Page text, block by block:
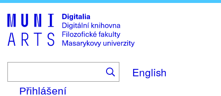
to
main
content
English
Přihlášení